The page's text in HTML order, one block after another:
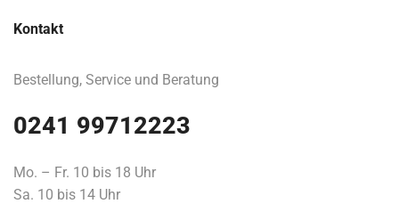
Kontakt
Bestellung, Service und Beratung
0241 99712223
Mo. – Fr. 10 bis 18 Uhr
Sa. 10 bis 14 Uhr